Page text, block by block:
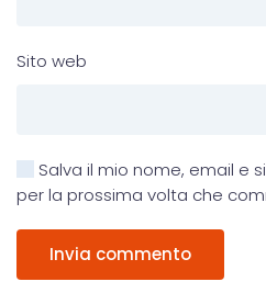
Sito web
Salva il mio nome, email e
per la prossima volta che
Invia commento